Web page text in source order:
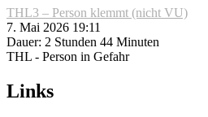
THL3 – Person klemmt (nicht VU)
7. Mai 2026 19:11
Dauer: 2 Stunden 44 Minuten
THL - Person in Gefahr
Links